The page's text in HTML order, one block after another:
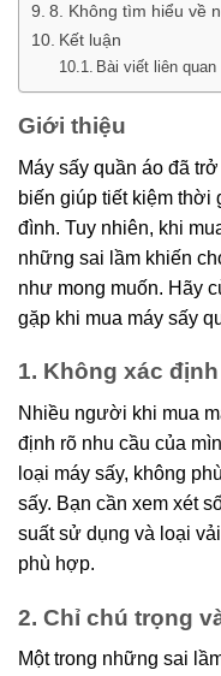
8. Không tìm hiểu về
Kết luận
Bài viết liên quan
Giới thiệu
Máy sấy quần áo đã
biến giúp tiết kiệm thời
đình. Tuy nhiên, khi
những sai lầm khiến
như mong muốn. Hãy
gặp khi mua máy sấy
1. Không xác
Nhiều người khi mua
định rõ nhu cầu của
loại máy sấy, không
sấy. Bạn cần xem xét
suất sử dụng và loại
phù hợp.
2. Chỉ chú trọng
Một trong những sai